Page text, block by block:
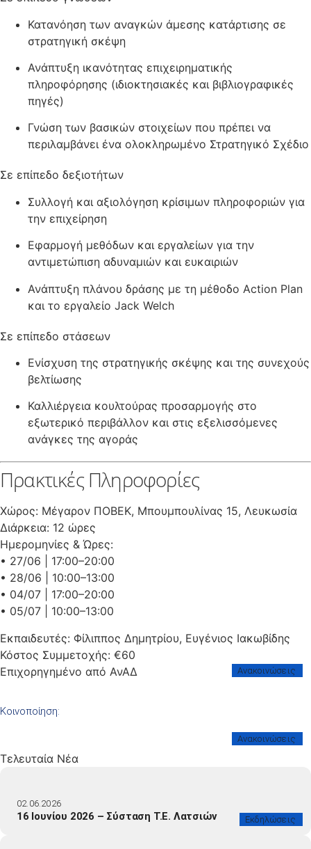
Κατανόηση των αναγκών άμεσης κατάρτισης σε
στρατηγική σκέψη
Ανάπτυξη ικανότητας επιχειρηματικής
πληροφόρησης (ιδιοκτησιακές και βιβλιογραφικές
πηγές)
Γνώση των βασικών στοιχείων που πρέπει να
περιλαμβάνει ένα ολοκληρωμένο Στρατηγικό Σχέδιο
Σε επίπεδο δεξιοτήτων
Συλλογή και αξιολόγηση κρίσιμων πληροφοριών για
την επιχείρηση
Εφαρμογή μεθόδων και εργαλείων για την
αντιμετώπιση αδυναμιών και ευκαιριών
Ανάπτυξη πλάνου δράσης με τη μέθοδο Action Plan
και το εργαλείο Jack Welch
Σε επίπεδο στάσεων
Ενίσχυση της στρατηγικής σκέψης και της συνεχούς
βελτίωσης
Καλλιέργεια κουλτούρας προσαρμογής στο
εξωτερικό περιβάλλον και στις εξελισσόμενες
ανάγκες της αγοράς
Πρακτικές Πληροφορίες
Χώρος: Μέγαρον ΠΟΒΕΚ, Μπουμπουλίνας 15, Λευκωσία
Διάρκεια: 12 ώρες
Ημερομηνίες & Ώρες:
• 27/06 | 17:00–20:00
• 28/06 | 10:00–13:00
• 04/07 | 17:00–20:00
• 05/07 | 10:00–13:00
Εκπαιδευτές: Φίλιππος Δημητρίου, Ευγένιος Ιακωβίδης
Κόστος Συμμετοχής: €60
Επιχορηγημένο από ΑνΑΔ
Κοινοποίηση:
Τελευταία Νέα
Ανακοινώσεις
02.06.2026
16 Ιουνίου 2026 – Σύσταση Τ.Ε. Λατσιών
Ανακοινώσεις
Εκδηλώσεις